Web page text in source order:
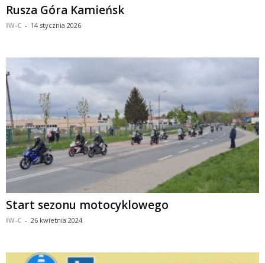
Rusza Góra Kamieńsk
IW-C - 14 stycznia 2026
Start sezonu motocyklowego
IW-C - 26 kwietnia 2024